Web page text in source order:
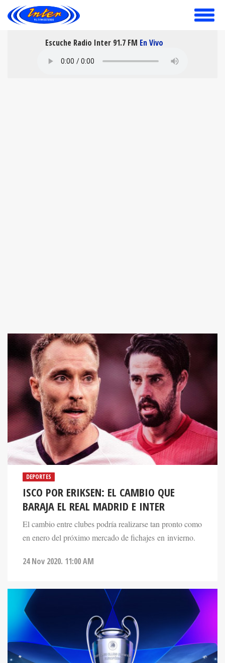
toggle
Escuche Radio Inter 91.7 FM En Vivo
DEPORTES
ISCO POR ERIKSEN: EL CAMBIO QUE
BARAJA EL REAL MADRID E INTER
El cambio entre clubes podría realizarse tan pronto como
en enero del próximo mercado de fichajes en invierno.
24 Nov 2020. 11:00 AM